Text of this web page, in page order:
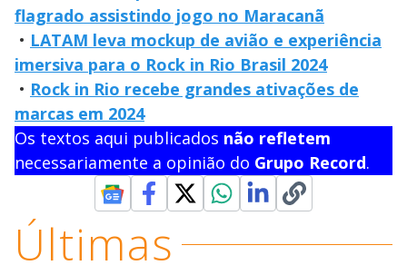
flagrado assistindo jogo no Maracanã
• LATAM leva mockup de avião e experiência
imersiva para o Rock in Rio Brasil 2024
• Rock in Rio recebe grandes ativações de
marcas em 2024
Os textos aqui publicados não refletem
necessariamente a opinião do Grupo Record.
Últimas